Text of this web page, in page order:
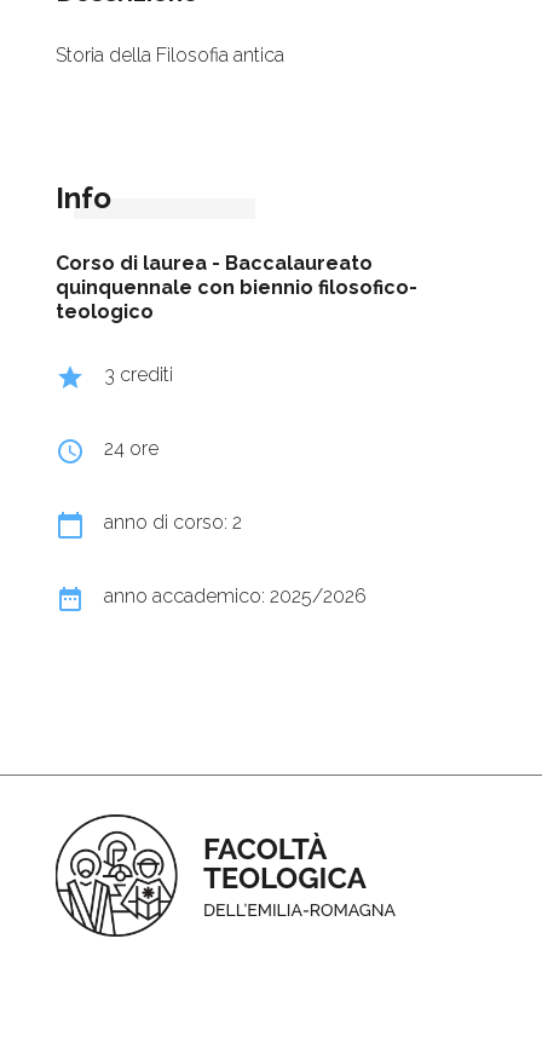
Storia della Filosofia antica
Info
Corso di laurea - Baccalaureato
quinquennale con biennio filosofico-
teologico
grade 3 crediti
query_builder 24 ore
calendar_today anno di corso: 2
date_range anno accademico: 2025/2026